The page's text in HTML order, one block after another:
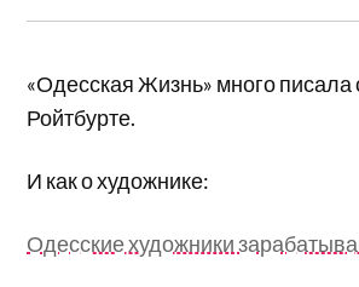
«Одесская Жизнь» много
Ройтбурте.
И как о художнике:
Одесские художники